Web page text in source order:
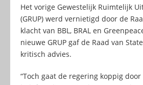
Het vorige Gewestelijk Ruimtelijk
(GRUP) werd vernietigd door de
klacht van BBL, BRAL en
nieuwe GRUP gaf de Raad van
kritisch advies.
“Toch gaat de regering koppig